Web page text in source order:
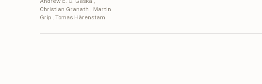
Christian Granath , Martin
Grip , Tomas Härenstam